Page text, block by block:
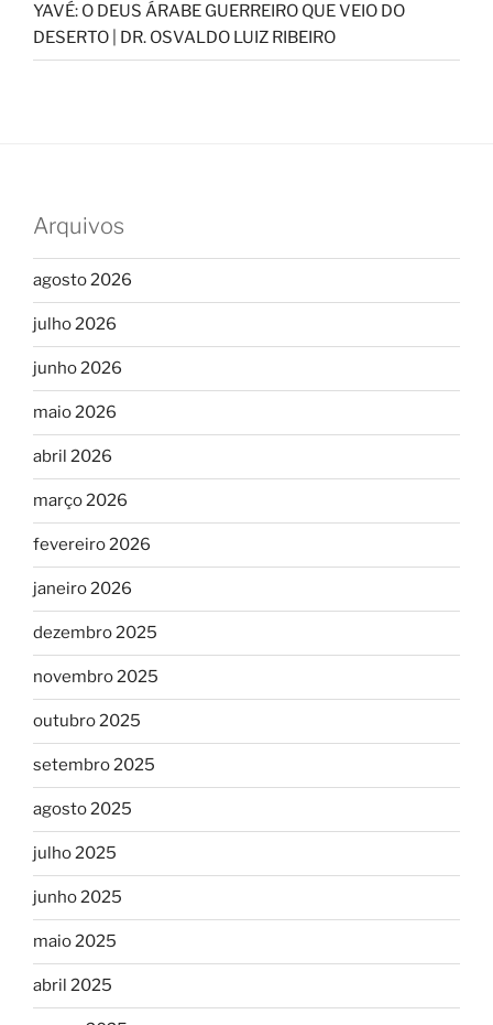
YAVÉ: O DEUS ÁRABE GUERREIRO QUE VEIO DO
DESERTO | DR. OSVALDO LUIZ RIBEIRO
Arquivos
agosto 2026
julho 2026
junho 2026
maio 2026
abril 2026
março 2026
fevereiro 2026
janeiro 2026
dezembro 2025
novembro 2025
outubro 2025
setembro 2025
agosto 2025
julho 2025
junho 2025
maio 2025
abril 2025